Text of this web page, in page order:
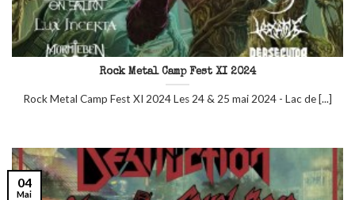
Rock Metal Camp Fest XI 2024
Rock Metal Camp Fest XI 2024 Les 24 & 25 mai 2024 - Lac de [...]
04
Mai